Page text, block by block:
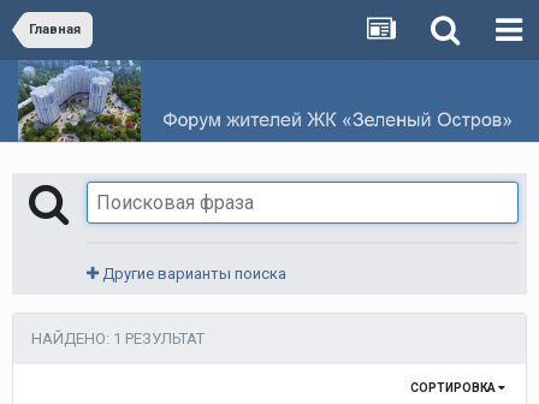
Главная
Другие варианты поиска
НАЙДЕНО: 1 РЕЗУЛЬТАТ
СОРТИРОВКА